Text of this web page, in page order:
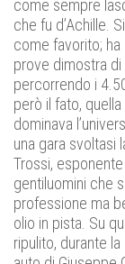
come sempre
che fu d’Achille.
come favorito;
prove dimostra
percorrendo i
però il fato,
dominava
una gara svoltasi
Trossi,
gentiluomini che
professione ma
olio in pista. Su
ripulito, durante